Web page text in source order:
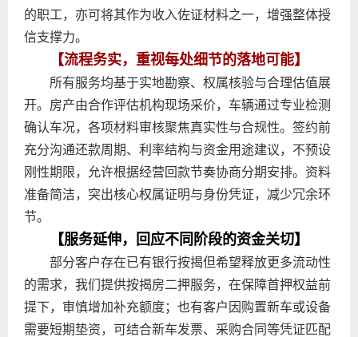
的职工，亦可将其作为收入佐证材料之一，增强整体授
信支撑力。
【流程务实，重视每处细节的落地可能】
所有服务均基于实地勘察、权属核验与合理估值展
开。房产由合作评估机构现场采价，车辆通过专业检测
确认车况，各项材料审核聚焦真实性与合规性。签约前
充分沟通还款周期、利率结构与资金用途建议，不预设
刚性期限，允许根据经营回款节奏协商分期安排。资料
准备简洁，突出核心权属证明与身份凭证，减少冗余环
节。
【服务延伸，回应不同阶段的资金关切】
部分客户存在已有银行按揭但希望释放更多流动性
的需求，我们提供按揭房二押服务，在保障首押权益前
提下，审慎增加补充额度；也有客户因购置新车或设备
需要短期垫资，可结合新车发票、采购合同等凭证匹配